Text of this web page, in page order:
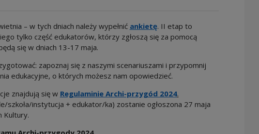
– w tych dniach należy wypełnić ankietę. II etap to
tylko część edukatorów, którzy zgłoszą się za pomocą
się w dniach 13-17 maja.
zapoznaj się z naszymi scenariuszami i przypomnij
edukacyjne, o których możesz nam opowiedzieć.
znajdują się w Regulaminie Archi-przygód 2024.
szkoła/instytucja + edukator/ka) zostanie ogłoszona 27 maja
Kultury.